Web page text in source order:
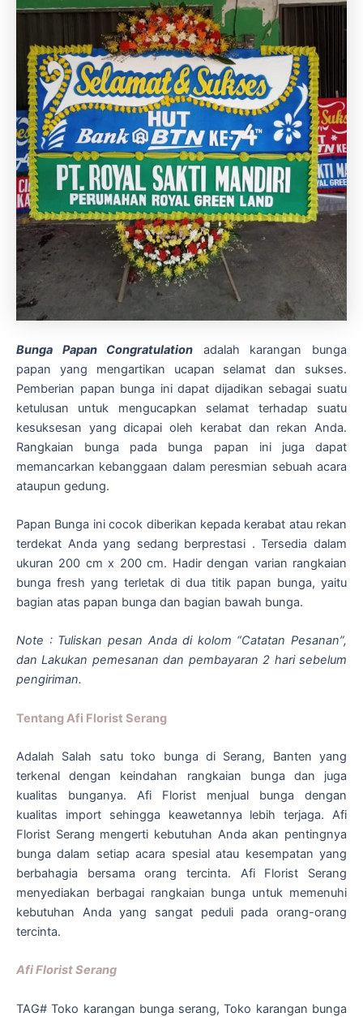
Bunga Papan Congratulation
adalah karangan bunga
papan yang mengartikan ucapan selamat dan sukses.
Pemberian papan bunga ini dapat dijadikan sebagai suatu
ketulusan untuk mengucapkan selamat terhadap suatu
kesuksesan yang dicapai oleh kerabat dan rekan Anda.
Rangkaian bunga pada bunga papan ini juga dapat
memancarkan kebanggaan dalam peresmian sebuah acara
ataupun gedung.
Papan Bunga ini cocok diberikan kepada kerabat atau rekan
terdekat Anda yang sedang berprestasi . Tersedia dalam
ukuran 200 cm x 200 cm. Hadir dengan varian rangkaian
bunga fresh yang terletak di dua titik papan bunga, yaitu
bagian atas papan bunga dan bagian bawah bunga.
Note : Tuliskan pesan Anda di kolom “Catatan Pesanan”,
dan Lakukan pemesanan dan pembayaran 2 hari sebelum
pengiriman.
Tentang Afi Florist Serang
Adalah Salah satu toko bunga di Serang, Banten yang
terkenal dengan keindahan rangkaian bunga dan juga
kualitas bunganya. Afi Florist menjual bunga dengan
kualitas import sehingga keawetannya lebih terjaga. Afi
Florist Serang mengerti kebutuhan Anda akan pentingnya
bunga dalam setiap acara spesial atau kesempatan yang
berbahagia bersama orang tercinta. Afi Florist Serang
menyediakan berbagai rangkaian bunga untuk memenuhi
kebutuhan Anda yang sangat peduli pada orang-orang
tercinta.
Afi Florist Serang
TAG# Toko karangan bunga serang, Toko karangan bunga